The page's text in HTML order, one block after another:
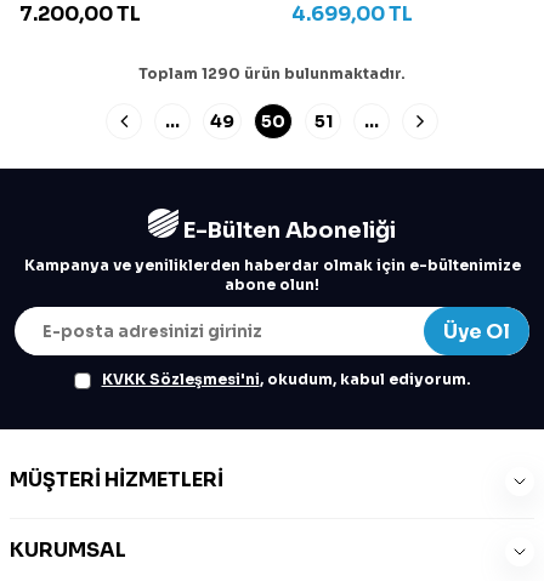
7.200,00TL 4.699,00TL
Toplam 1290 ürün bulunmaktadır.
… 49 50 51 …
E-Bülten Aboneliği
Kampanya ve yeniliklerden haberdar olmak için e-bültenimize
abone olun!
Üye Ol
KVKK Sözleşmesi'ni, okudum, kabul ediyorum.
MÜŞTERI HIZMETLERI
KURUMSAL